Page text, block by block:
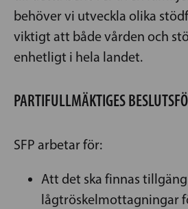
behöver vi utveckla olika
viktigt att både vården och
enhetligt i hela landet.
PARTIFULLMÄKTIGES
SFP arbetar för:
Att det ska finnas
lågtröskelmottagningar